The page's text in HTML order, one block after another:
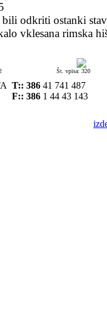
odkriti ostanki
vklesana rimska
Št. vpisa: 320
T:: 386 41 741 487
F:: 386 1 44 43 143